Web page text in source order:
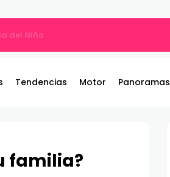
JAC nuevas para la institución
Tendencias Motor Panoramas
familia?